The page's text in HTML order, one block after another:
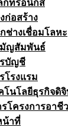
กทรอนิกส์
ก่อสร้าง
ช่างเชื่อมโลหะ
มัญสัมพันธ์
บัญชี
โรงแรม
โนโลยีธุรกิจดิ
โครงการอาชี
น้าที่